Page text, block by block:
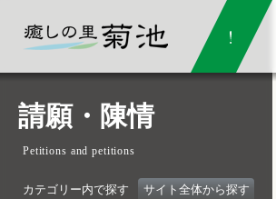
請願・陳情
Petitions and petitions
カテゴリー内で探す サイト全体から探す